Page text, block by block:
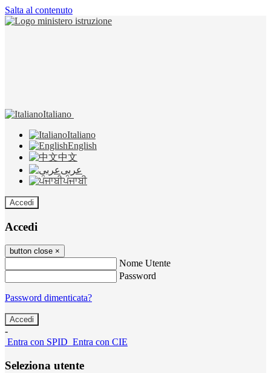
Salta al contenuto
Italiano
Italiano
English
中文
عربى
ਪੰਜਾਬੀ
Accedi
Accedi
button close ×
Nome Utente
Password
Password dimenticata?
-
Entra con SPID Entra con CIE
Seleziona utente